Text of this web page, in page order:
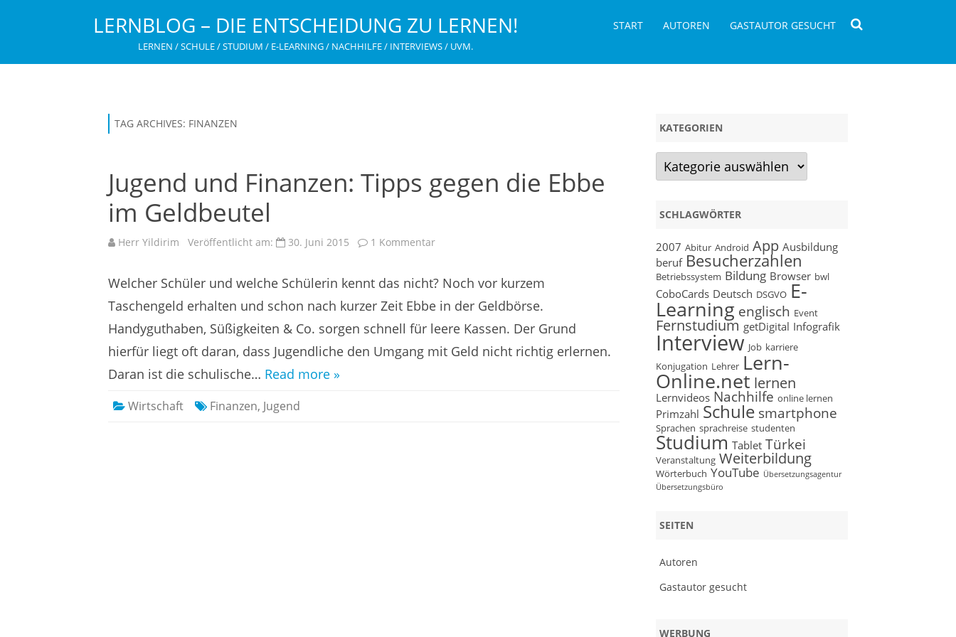
LERNBLOG – DIE ENTSCHEIDUNG ZU LERNEN!
LERNEN / SCHULE / STUDIUM / E-LEARNING / NACHHILFE / INTERVIEWS / UVM.
START AUTOREN GASTAUTOR GESUCHT
TAG ARCHIVES: FINANZEN
Jugend und Finanzen: Tipps gegen die Ebbe
im Geldbeutel
Herr Yildirim Veröffentlicht am: 30. Juni 2015 1 Kommentarzu
Tipps
gegen
die
Ebbe
Geldbeutel
Welcher Schüler und welche Schülerin kennt das nicht? Noch vor kurzem
Taschengeld erhalten und schon nach kurzer Zeit Ebbe in der Geldbörse.
Handyguthaben, Süßigkeiten & Co. sorgen schnell für leere Kassen. Der Grund
hierfür liegt oft daran, dass Jugendliche den Umgang mit Geld nicht richtig erlernen.
Daran ist die schulische… Read more »
Wirtschaft Finanzen, Jugend
KATEGORIEN
Kategorien
SCHLAGWÖRTER
2007 Abitur Android App Ausbildung
beruf Besucherzahlen
Betriebssystem Bildung Browser bwl
CoboCards Deutsch DSGVO E-
Learning englisch Event
Fernstudium getDigital Infografik
Interview Job karriere
Konjugation Lehrer Lern-
Online.net lernen
Lernvideos Nachhilfe online lernen
Primzahl Schule smartphone
Sprachen sprachreise studenten
Studium Tablet Türkei
Veranstaltung Weiterbildung
Wörterbuch YouTube Übersetzungsagentur
Übersetzungsbüro
SEITEN
Autoren
Gastautor gesucht
WERBUNG